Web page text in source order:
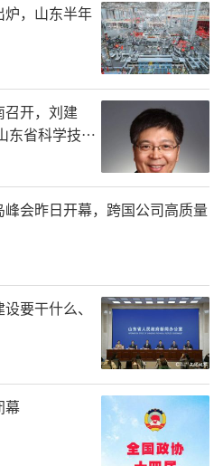
号召率先建设西客站板
间站，在济南打造首个
＋居一体化的5.0版TO
应政府号召建设CBD，作
年响应“打造新旧动能转
省会战略济南跨河发
建设先行区首个引爆项
。2020年响应山东自贸
贸区首个引爆项目绿地
炉，山东半年
召开，刘建
东省科学技术
会昨日开幕，跨国公司高质量
要干什么、
幕